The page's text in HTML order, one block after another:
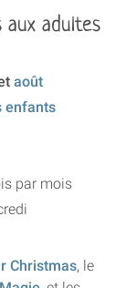
aux adultes
août
enfants
par mois
Christmas, le